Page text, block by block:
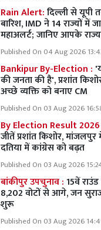
Rain Alert:दिल्ली से
बारिश, IMD ने 14 राज्यों में
महाअलर्ट; जानिए आपके
Published On 04 Aug 2026
Bankipur By-Election :
की जनता की है', प्रशांत
अच्छे व्यक्ति को बनाए CM
Published On 03 Aug 2026
By Election Result
जीतें प्रशांत किशोर, मांजलपुर
दतिया में कांग्रेस को बढ़त
Published On 03 Aug 2026
बांकीपुर उपचुनाव :15वें
8,202 वोटों से आगे, जन
शुरू
Published On 03 Aug 2026